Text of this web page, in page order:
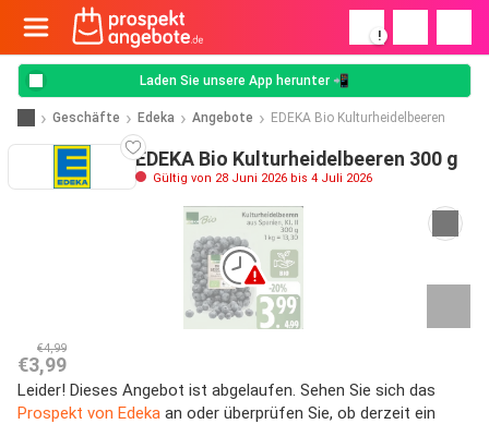
!
Laden Sie unsere App herunter 📲
Geschäfte Edeka Angebote EDEKA Bio Kulturheidelbeeren
EDEKA Bio Kulturheidelbeeren 300 g
Gültig von 28 Juni 2026 bis 4 Juli 2026
€4,99
€3,99
Leider! Dieses Angebot ist abgelaufen. Sehen Sie sich das
Prospekt von Edeka an oder überprüfen Sie, ob derzeit ein